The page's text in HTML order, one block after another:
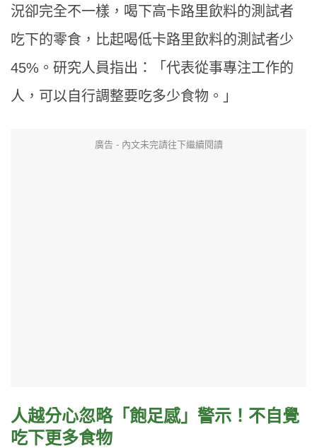
況卻完全不一樣，喝下高卡路里飲料的測試者
吃下的零食，比起喝低卡路里飲料的測試者少
45% 。研究人員指出：「代表從事專注工作的
人，可以自行調整要吃多少食物。」
廣告 - 內文未完請往下繼續閱讀
人越分心忽略「飽足感」警示！不自覺
吃下更多食物